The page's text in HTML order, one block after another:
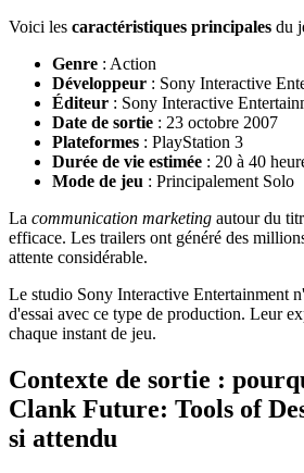
Voici les caractéristiques principales du
Genre : Action
Développeur : Sony Interactive
Éditeur : Sony Interactive
Date de sortie : 23 octobre 2007
Plateformes : PlayStation 3
Durée de vie estimée : 20 à 40
Mode de jeu : Principalement Solo
La communication marketing autour du
efficace. Les trailers ont généré des
attente considérable.
Le studio Sony Interactive Entertainment
d'essai avec ce type de production. Leur
chaque instant de jeu.
Contexte de sortie :
Clank Future: Tools of
si attendu